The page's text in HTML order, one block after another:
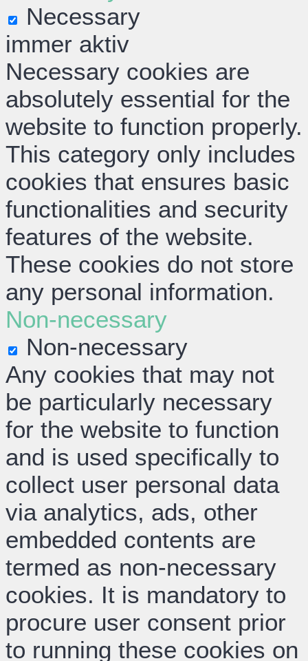
Necessary
immer aktiv
Necessary cookies are
absolutely essential for the
website to function properly.
This category only includes
cookies that ensures basic
functionalities and security
features of the website.
These cookies do not store
any personal information.
Non-necessary
Non-necessary
Any cookies that may not
be particularly necessary
for the website to function
and is used specifically to
collect user personal data
via analytics, ads, other
embedded contents are
termed as non-necessary
cookies. It is mandatory to
procure user consent prior
to running these cookies on